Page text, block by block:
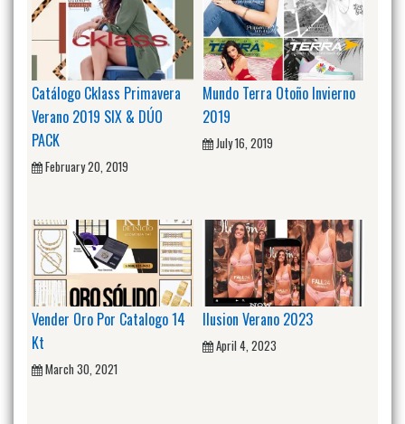
Catálogo Cklass Primavera
Verano 2019 SIX & DÚO
PACK
February 20, 2019
Mundo Terra Otoño Invierno
2019
July 16, 2019
Vender Oro Por Catalogo 14
Kt
March 30, 2021
Ilusion Verano 2023
April 4, 2023